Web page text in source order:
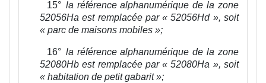
15° la référence alphanumérique de la zone
52056Ha est remplacée par « 52056Hd », soit
« parc de maisons mobiles »;
16° la référence alphanumérique de la zone
52080Hb est remplacée par « 52080Ha », soit
« habitation de petit gabarit »;